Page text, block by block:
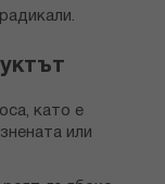
като е
или